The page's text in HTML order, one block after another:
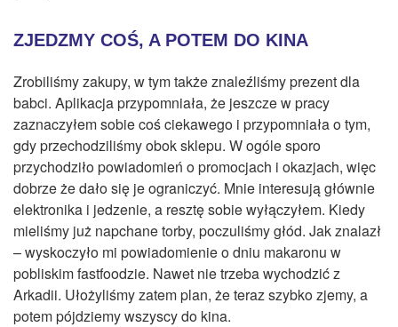
ZJEDZMY COŚ, A POTEM DO KINA
Zrobiliśmy zakupy, w tym także znaleźliśmy prezent dla
babci. Aplikacja przypomniała, że jeszcze w pracy
zaznaczyłem sobie coś ciekawego i przypomniała o tym,
gdy przechodziliśmy obok sklepu. W ogóle sporo
przychodziło powiadomień o promocjach i okazjach, więc
dobrze że dało się je ograniczyć. Mnie interesują głównie
elektronika i jedzenie, a resztę sobie wyłączyłem. Kiedy
mieliśmy już napchane torby, poczuliśmy głód. Jak znalazł
– wyskoczyło mi powiadomienie o dniu makaronu w
pobliskim fastfoodzie. Nawet nie trzeba wychodzić z
Arkadii. Ułożyliśmy zatem plan, że teraz szybko zjemy, a
potem pójdziemy wszyscy do kina.